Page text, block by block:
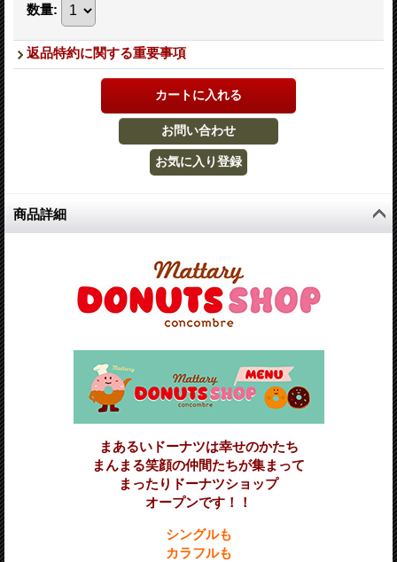
数量:
返品特約に関する重要事項
商品詳細
まあるいドーナツは幸せのかたち
まんまる笑顔の仲間たちが集まって
まったりドーナツショップ
オープンです！！
シングルも
カラフルも